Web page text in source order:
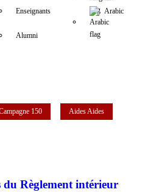
Enseignants
Alumni
Arabic
150 AidesAides
Règlement intérieur